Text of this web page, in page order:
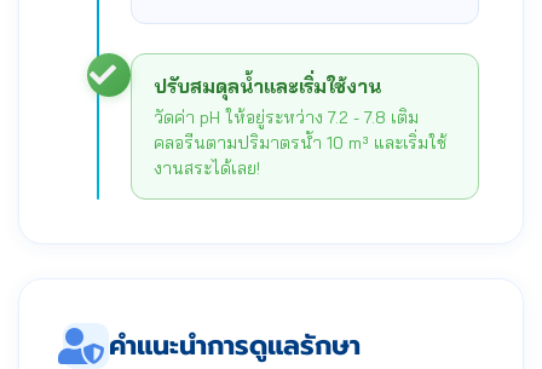
ปรับสมดุลน้ำและเริ่มใช้งาน
วัดค่า pH ให้อยู่ระหว่าง 7.2 - 7.8 เติม
คลอรีนตามปริมาตรน้ำ 10 m³ และเริ่มใช้
งานสระได้เลย!
คำแนะนำการดูแลรักษา